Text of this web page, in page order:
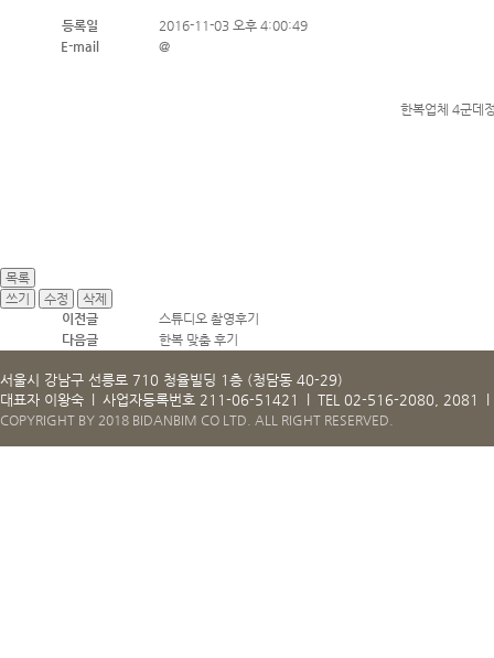
등록일
2016-11-03 오후 4:00:49
E-mail
@
한복업체 4군데
이전글
스튜디오 촬영후기
다음글
한복 맞춤 후기
서울시 강남구 선릉로 710 청율빌딩 1층 (청담동 40-29)
대표자 이왕숙
사업자등록번호 211-06-51421 TEL 02-516-2080, 2081
COPYRIGHT BY 2018 BIDANBIM CO LTD. ALL RIGHT RESERVED.